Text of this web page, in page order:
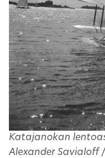
Katajanokan
Alexander Savialoff